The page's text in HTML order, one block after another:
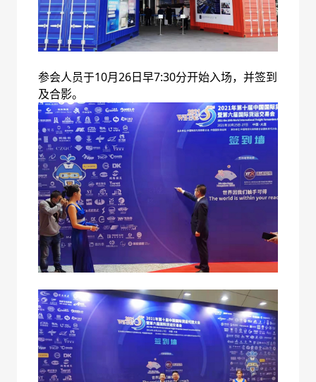
参会人员于10月26日早7:30分开始入场，并签到
及合影。